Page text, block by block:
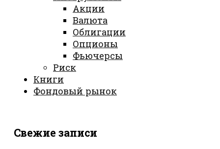
Акции
Валюта
Облигации
Опционы
Фьючерсы
Риск
Книги
Фондовый рынок
Свежие записи